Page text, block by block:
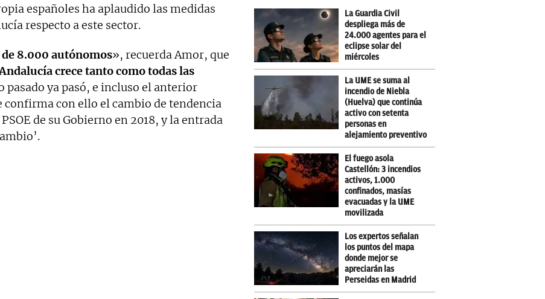
españoles ha aplaudido las medidas
respecto a este sector.
8.000 autónomos», recuerda Amor, que
crece tanto como todas las
pasado ya pasó, e incluso el anterior
con ello el cambio de tendencia
de su Gobierno en 2018, y la entrada
La Guardia Civil
despliega más de
24.000 agentes para el
eclipse solar del
miércoles
La UME se suma al
incendio de Niebla
(Huelva) que continúa
activo con setenta
personas en
alejamiento preventivo
El fuego asola
Castellón: 3 incendios
activos, 1.000
confinados, masías
evacuadas y la UME
movilizada
Los expertos señalan
los puntos del mapa
donde mejor se
apreciarán las
Perseidas en Madrid